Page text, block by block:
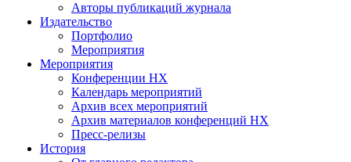
Авторы публикаций журнала
Издательство
Портфолио
Мероприятия
Мероприятия
Конференции НХ
Календарь мероприятий
Архив всех мероприятий
Архив материалов конференций НХ
Пресс-релизы
История